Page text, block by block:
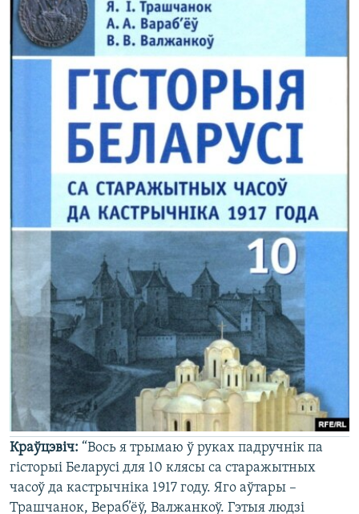
Краўцэвіч: “Вось я трымаю ў руках падручнік па
гісторыі Беларусі для 10 клясы са старажытных
часоў да кастрычніка 1917 году. Яго аўтары –
Трашчанок, Вераб’ёў, Валжанкоў. Гэтыя людзі